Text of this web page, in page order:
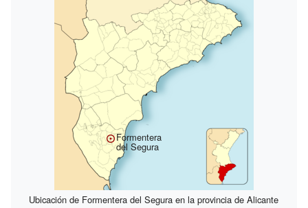
Formentera
del Segura
Ubicación de Formentera del Segura en la provincia de Alicante